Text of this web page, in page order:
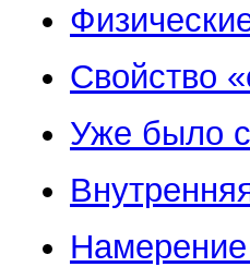
Свойство
Уже было